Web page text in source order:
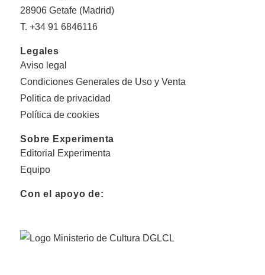
28906 Getafe (Madrid)
T. +34 91 6846116
Legales
Aviso legal
Condiciones Generales de Uso y Venta
Politica de privacidad
Política de cookies
Sobre Experimenta
Editorial Experimenta
Equipo
Con el apoyo de: